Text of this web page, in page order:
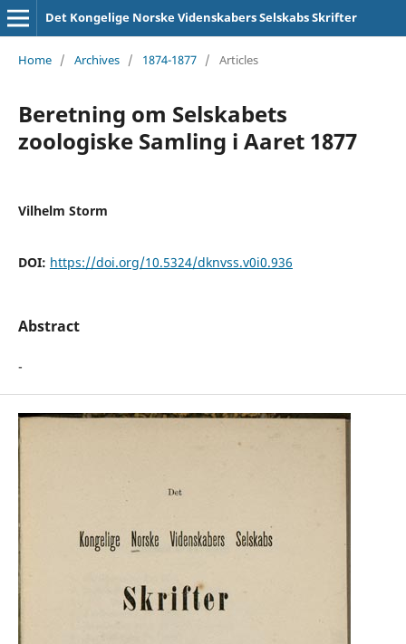
Det Kongelige Norske Videnskabers Selskabs Skrifter
Home / Archives / 1874-1877 / Articles
Beretning om Selskabets
zoologiske Samling i Aaret 1877
Vilhelm Storm
DOI: https://doi.org/10.5324/dknvss.v0i0.936
Abstract
-